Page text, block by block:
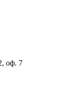
оф. 7